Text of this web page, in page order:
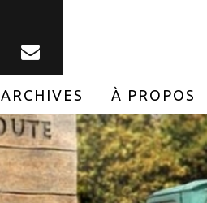
ARCHIVES À PROPOS